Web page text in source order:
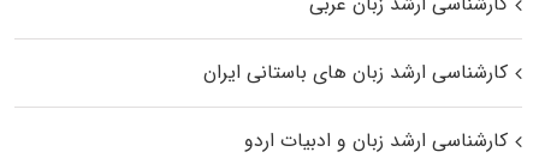
کارشناسی ارشد زبان‌ های باستانی ایران
کارشناسی ارشد زبان و ادبیات اردو